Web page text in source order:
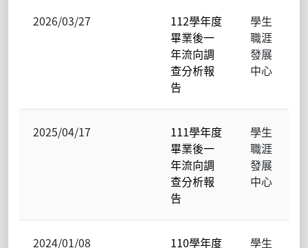
2026/03/27
112學年度
畢業後一
年流向調
查分析報
告
學生
職涯
發展
中心
2025/04/17
111學年度
畢業後一
年流向調
查分析報
告
學生
職涯
發展
中心
2024/01/08
110學年度
學生